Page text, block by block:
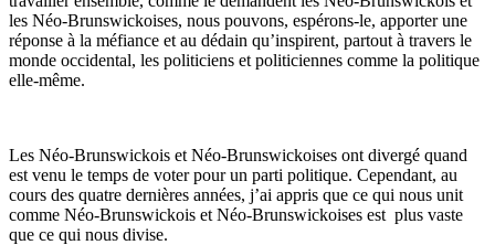
les Néo-Brunswickoises, nous pouvons, espérons-le, apporter une
réponse à la méfiance et au dédain qu’inspirent, partout à travers le
monde occidental, les politiciens et politiciennes comme la politique
elle-même.
Les Néo-Brunswickois et Néo-Brunswickoises ont divergé quand
est venu le temps de voter pour un parti politique. Cependant, au
cours des quatre dernières années, j’ai appris que ce qui nous unit
comme Néo-Brunswickois et Néo-Brunswickoises est plus vaste
que ce qui nous divise.